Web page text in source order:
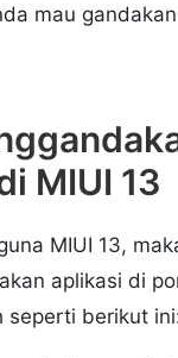
mau
MIUI 13
MIUI 13,
aplikasi di
seperti berikut